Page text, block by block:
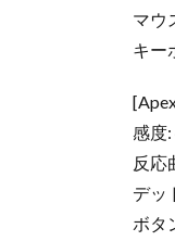
マウ
キー
感度
反応
デッ
ボタ